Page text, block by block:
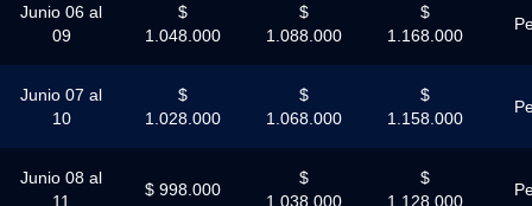
Junio 06 al
09
$
1.048.000
$
1.088.000
$
1.168.000
Junio 07 al
10
$
1.028.000
$
1.068.000
$
1.158.000
Junio 08 al
11
$ 998.000
$
1.038.000
$
1.128.000